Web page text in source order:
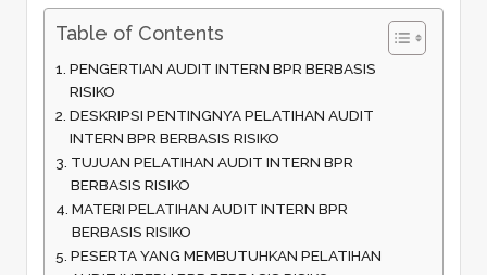
Table of Contents
PENGERTIAN AUDIT INTERN BPR BERBASIS
RISIKO
DESKRIPSI PENTINGNYA PELATIHAN AUDIT
INTERN BPR BERBASIS RISIKO
TUJUAN PELATIHAN AUDIT INTERN BPR
BERBASIS RISIKO
MATERI PELATIHAN AUDIT INTERN BPR
BERBASIS RISIKO
PESERTA YANG MEMBUTUHKAN PELATIHAN